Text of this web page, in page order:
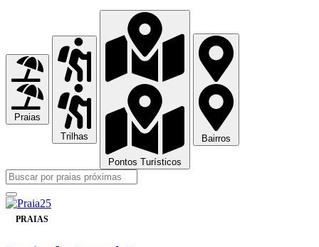
Praias
Trilhas
Pontos Turísticos
Bairros
PRAIAS